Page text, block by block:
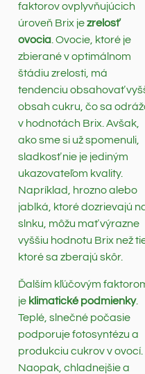
faktorov ovplyvňujúcich
úroveň Brix jezrelosť
ovocia. Ovocie, ktoré je
zbierané v optimálnom
štádiu zrelosti, má
tendenciu obsahovať
obsah cukru, čo sa
v hodnotách Brix. Avšak,
ako sme si už spomenuli,
sladkosť nie je jediným
ukazovateľom kvality.
Napríklad, hrozno alebo
jablká, ktoré dozrievajú
slnku, môžu mať výrazne
vyššiu hodnotu Brix než
ktoré sa zberajú skôr.
Ďalším kľúčovým
je klimatické podmienky.
Teplé, slnečné počasie
podporuje fotosyntézu a
produkciu cukrov v ovocí.
Naopak, chladnejšie a